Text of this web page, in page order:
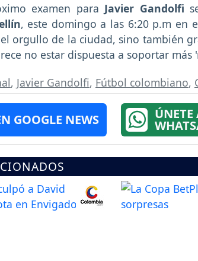
examen para Javier Gandolfi
, este domingo a las 6:20 p.m en
orgullo de la ciudad, sino también
no estar dispuesta a soportar más
, Javier Gandolfi, Fútbol colombiano,
GOOGLE NEWS